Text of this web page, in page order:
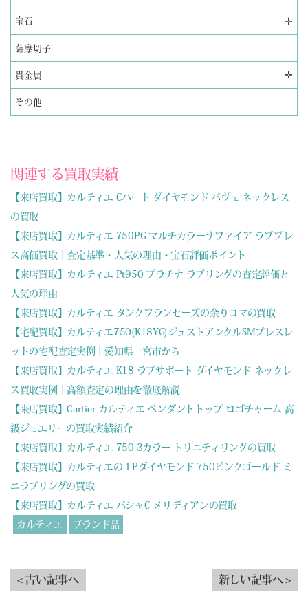
宝石 ✛
薩摩切子
貴金属 ✛
その他
関連する買取実績
【来店買取】カルティエ Cハート ダイヤモンド パヴェ ネックレス
の買取
【来店買取】カルティエ 750PG マルチカラーサファイア ラブブレ
ス高価買取｜査定基準・人気の理由・宝石評価ポイント
【来店買取】カルティエ Pt950 プラチナ ラブリングの査定評価と
人気の理由
【来店買取】カルティエ タンクフランセーズの余りコマの買取
【宅配買取】カルティエ750(K18YG)ジュストアンクルSMブレスレ
ットの宅配査定実例｜愛知県一宮市から
【来店買取】カルティエ K18 ラブサポート ダイヤモンド ネックレ
ス買取実例｜高額査定の理由を徹底解説
【来店買取】Cartier カルティエ ペンダントトップ ロゴチャーム 高
級ジュエリーの買取実績紹介
【来店買取】カルティエ 750 3カラー トリニティリングの買取
【来店買取】カルティエの１Pダイヤモンド 750ピンクゴールド ミ
ニラブリングの買取
【来店買取】カルティエ パシャC メリディアンの買取
カルティエ
ブランド品
< 古い記事へ 新しい記事へ >